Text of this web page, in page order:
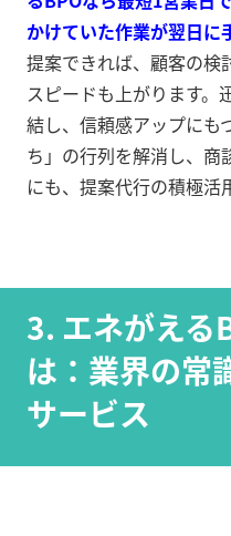
かけていた作業が翌日に
提案できれば、顧客の検
スピードも上がります。
結し、信頼感アップにも
ち」の行列を解消し、商
にも、提案代行の積極活
3. エネがえる
は：業界の常
サービス